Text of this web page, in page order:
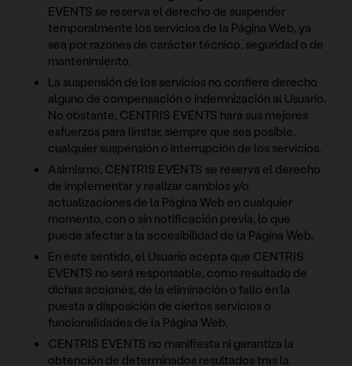
EVENTS se reserva el derecho de suspender
temporalmente los servicios de la Página Web, ya
sea por razones de carácter técnico, seguridad o de
mantenimiento.
La suspensión de los servicios no confiere derecho
alguno de compensación o indemnización al Usuario.
No obstante, CENTRIS EVENTS hará sus mejores
esfuerzos para limitar, siempre que sea posible,
cualquier suspensión o interrupción de los servicios.
Asimismo, CENTRIS EVENTS se reserva el derecho
de implementar y realizar cambios y/o
actualizaciones de la Página Web en cualquier
momento, con o sin notificación previa, lo que
puede afectar a la accesibilidad de la Página Web.
En este sentido, el Usuario acepta que CENTRIS
EVENTS no será responsable, como resultado de
dichas acciones, de la eliminación o fallo en la
puesta a disposición de ciertos servicios o
funcionalidades de la Página Web.
CENTRIS EVENTS no manifiesta ni garantiza la
obtención de determinados resultados tras la